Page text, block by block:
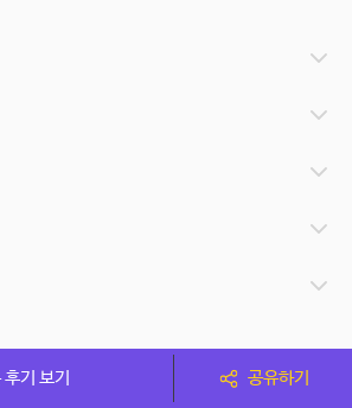
기 보기 공유하기